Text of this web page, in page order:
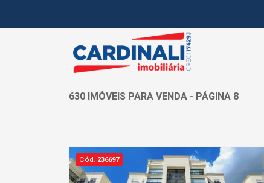
630 IMÓVEIS PARA VENDA - PÁGINA 8
Cód. 236697